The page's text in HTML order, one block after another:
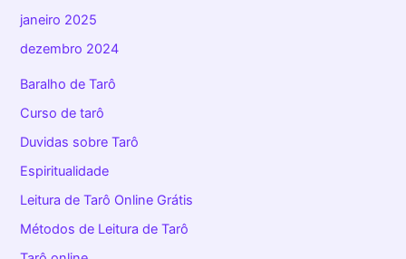
janeiro 2025
dezembro 2024
Baralho de Tarô
Curso de tarô
Duvidas sobre Tarô
Espiritualidade
Leitura de Tarô Online Grátis
Métodos de Leitura de Tarô